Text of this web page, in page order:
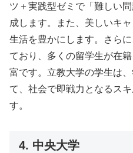
ツ＋実践型ゼミで「難しい
成します。また、美しいキ
生活を豊かにします。さら
ており、多くの留学生が在
富です。立教大学の学生は
て、社会で即戦力となるス
す。
4. 中央大学